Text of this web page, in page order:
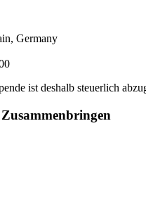
Germany
ist deshalb steuerlich